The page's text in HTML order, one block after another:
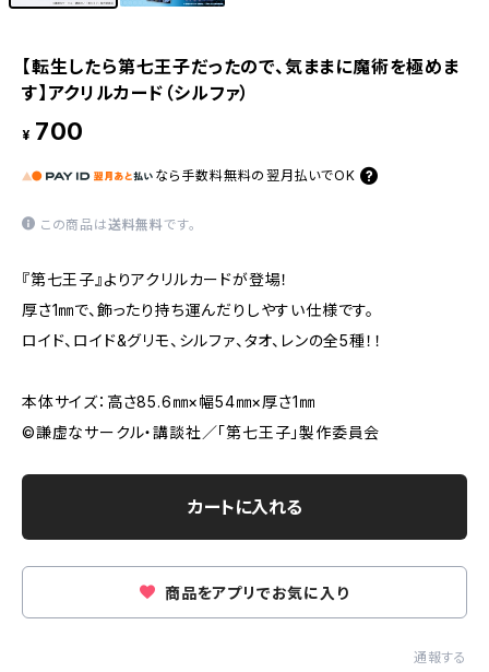
【転生したら第七王子だったので、気ままに魔術を極めま
す】アクリルカード（シルファ）
¥ 700
なら 手数料無料の 翌月払いでOK
この商品は送料無料です。
『第七王子』よりアクリルカードが登場！
厚さ1㎜で、飾ったり持ち運んだりしやすい仕様です。
ロイド、ロイド&グリモ、シルファ、タオ、レンの全5種！！
本体サイズ：高さ85.6㎜×幅54㎜×厚さ1㎜
©謙虚なサークル・講談社／「第七王子」製作委員会
カートに入れる
商品をアプリでお気に入り
通報する